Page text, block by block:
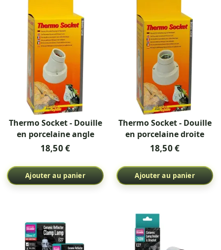
Thermo Socket - Douille
en porcelaine angle
18,50 €
Ajouter au panier
Thermo Socket - Douille
en porcelaine droite
18,50 €
Ajouter au panier